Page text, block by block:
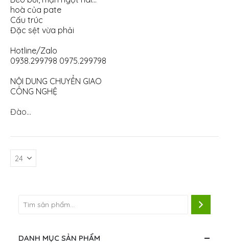
hoà của pate
Cấu trúc
Đặc sệt vừa phải
Hotline/Zalo
0938.299798 0975.299798
NỘI DUNG CHUYỂN GIAO
CÔNG NGHỆ
Đào…
DANH MỤC SẢN PHẨM